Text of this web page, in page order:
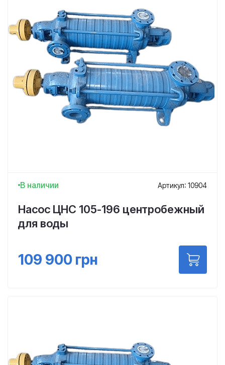
В наличии Артикул: 10904
Насос ЦНС 105-196 центробежный
для воды
109 900 грн